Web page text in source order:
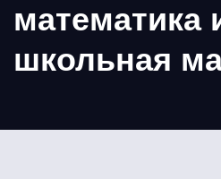
математика
школьная